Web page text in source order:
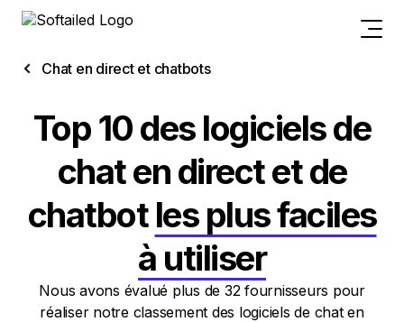
Chat en direct et chatbots
Top 10 des logiciels de
chat en direct et de
chatbotles plus faciles
à utiliser
Nous avons évalué plus de 32 fournisseurs pour
réaliser notre classement des logiciels de chat en